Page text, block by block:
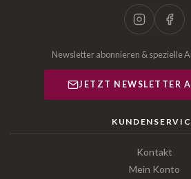
Newsletter abonnieren & spezielle
JETZT NEWSLETTER
Kontakt
Mein Konto